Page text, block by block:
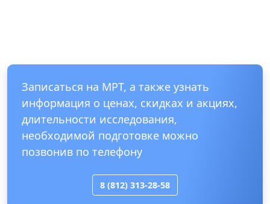
Записаться на МРТ, а также узнать
информация о ценах, скидках и акциях,
длительности исследования,
необходимой подготовке можно
позвонив по телефону
8 (812) 313-28-58